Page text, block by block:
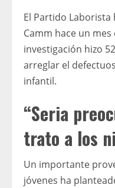
El Partido
Camm hace un
investigación hizo
arreglar el
infantil.
“Seria
trato a los
Un importante
jóvenes ha